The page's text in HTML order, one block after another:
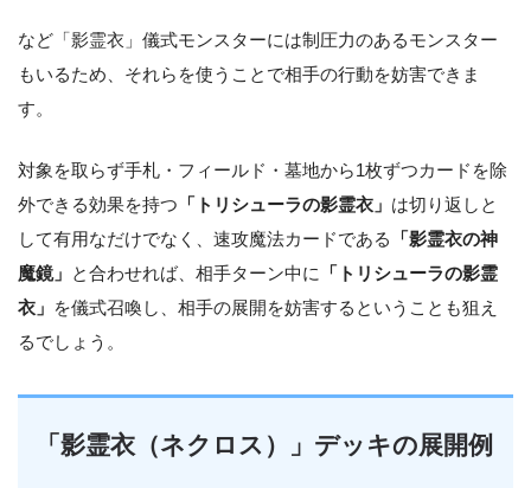
など「影霊衣」儀式モンスターには制圧力のあるモンスター
もいるため、それらを使うことで相手の行動を妨害できま
す。
対象を取らず手札・フィールド・墓地から1枚ずつカードを除
外できる効果を持つ 「トリシューラの影霊衣」 は切り返しと
して有用なだけでなく、速攻魔法カードである
「影霊衣の神
魔鏡」 と合わせれば、相手ターン中に
「トリシューラの影霊
衣」 を儀式召喚し、相手の展開を妨害するということも狙え
るでしょう。
「影霊衣（ネクロス）」デッキの展開例